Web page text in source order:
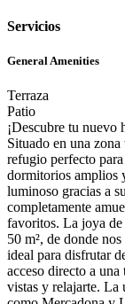
Servicios
General Amenities
Terraza
Patio
¡Descubre tu nuevo
Situado en una zona
refugio perfecto
dormitorios amplios
luminoso gracias a
completamente
favoritos. La joya de
50 m², de donde
ideal para disfrutar
acceso directo a una
vistas y relajarte. La